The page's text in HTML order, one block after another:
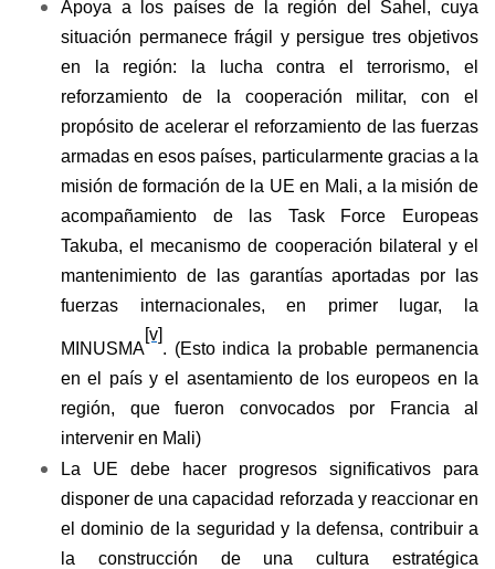
Apoya a los países de la región del Sahel, cuya
situación permanece frágil y persigue tres objetivos
en la región: la lucha contra el terrorismo, el
reforzamiento de la cooperación militar, con el
propósito de acelerar el reforzamiento de las fuerzas
armadas en esos países, particularmente gracias a la
misión de formación de la UE en Mali, a la misión de
acompañamiento de las Task Force Europeas
Takuba, el mecanismo de cooperación bilateral y el
mantenimiento de las garantías aportadas por las
fuerzas internacionales, en primer lugar, la
MINUSMA
[v]
. (Esto indica la probable permanencia
en el país y el asentamiento de los europeos en la
región, que fueron convocados por Francia al
intervenir en Mali)
La UE debe hacer progresos significativos para
disponer de una capacidad reforzada y reaccionar en
el dominio de la seguridad y la defensa, contribuir a
la construcción de una cultura estratégica